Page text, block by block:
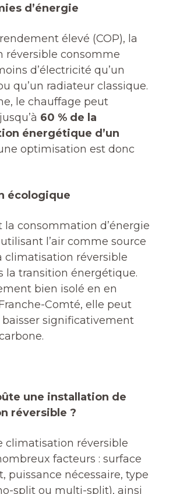
d’énergie
élevé (COP), la
réversible consomme
d’électricité qu’un
qu’un radiateur classique.
le chauffage peut
60 % de la
énergétique d’un
optimisation est donc
écologique
la consommation d’énergie
l’air comme source
climatisation réversible
la transition énergétique.
bien isolé en en
Comté, elle peut
significativement
une installation de
réversible ?
climatisation réversible
facteurs : surface
puissance nécessaire, type
split ou multi-split), ainsi